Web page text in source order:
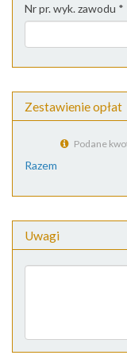
Nr pr. wyk. zawodu *
Zestawienie opłat
Podane
Uwagi